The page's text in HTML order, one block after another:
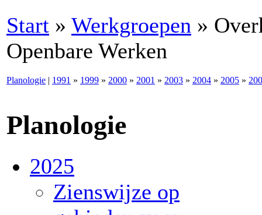
Start » Werkgroepen »
Openbare Werken
Planologie | 1991 » 1999 » 2000 » 2001 » 2003 » 2004 » 2005 »
Planologie
2025
Zienswijze op